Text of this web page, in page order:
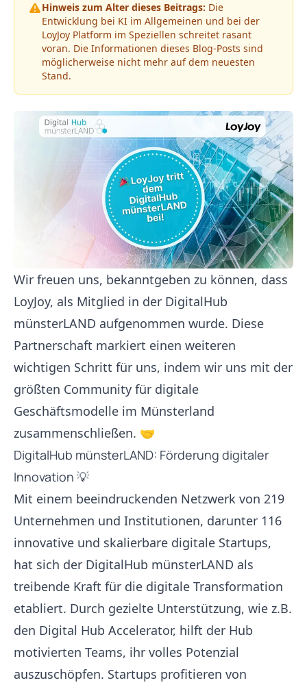
Hinweis zum Alter dieses Beitrags: Die
Entwicklung bei KI im Allgemeinen und bei der
LoyJoy Platform im Speziellen schreitet rasant
voran. Die Informationen dieses Blog-Posts sind
möglicherweise nicht mehr auf dem neuesten
Stand.
Wir freuen uns, bekanntgeben zu können, dass
LoyJoy, als Mitglied in der DigitalHub
münsterLAND aufgenommen wurde. Diese
Partnerschaft markiert einen weiteren
wichtigen Schritt für uns, indem wir uns mit der
größten Community für digitale
Geschäftsmodelle im Münsterland
zusammenschließen. 🤝
DigitalHub münsterLAND: Förderung digitaler
Innovation 💡
Mit einem beeindruckenden Netzwerk von 219
Unternehmen und Institutionen, darunter 116
innovative und skalierbare digitale Startups,
hat sich der DigitalHub münsterLAND als
treibende Kraft für die digitale Transformation
etabliert. Durch gezielte Unterstützung, wie z.B.
den Digital Hub Accelerator, hilft der Hub
motivierten Teams, ihr volles Potenzial
auszuschöpfen. Startups profitieren von